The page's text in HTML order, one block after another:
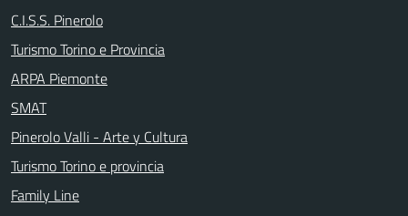
C.I.S.S. Pinerolo
Turismo Torino e Provincia
ARPA Piemonte
SMAT
Pinerolo Valli - Arte y Cultura
Turismo Torino e provincia
Family Line